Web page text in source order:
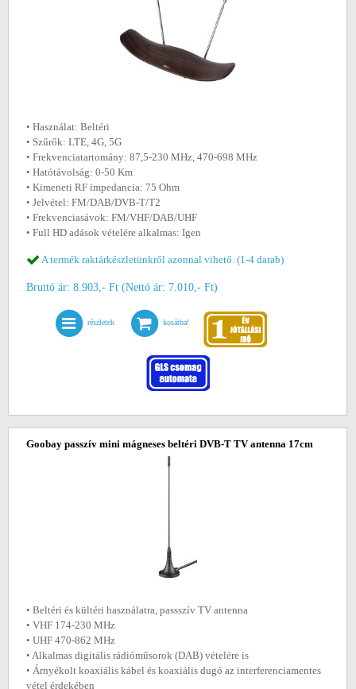
• Használat: Beltéri
• Szűrők: LTE, 4G, 5G
• Frekvenciatartomány: 87,5-230 MHz, 470-698 MHz
• Hatótávolság: 0-50 Km
• Kimeneti RF impedancia: 75 Ohm
• Jelvétel: FM/DAB/DVB-T/T2
• Frekvenciasávok: FM/VHF/DAB/UHF
• Full HD adások vételére alkalmas: Igen
A termék raktárkészletünkről azonnal vihető. (1-4 darab)
Bruttó ár: 8.903,- Ft (Nettó ár: 7.010,- Ft)
részletek kosárba!
Goobay passzív mini mágneses beltéri DVB-T TV antenna 17cm
• Beltéri és kültéri használatra, passszív TV antenna
• VHF 174-230 MHz
• UHF 470-862 MHz
• Alkalmas digitális rádióműsorok (DAB) vételére is
• Árnyékolt koaxiális kábel és koaxiális dugó az interferenciamentes
vétel érdekében